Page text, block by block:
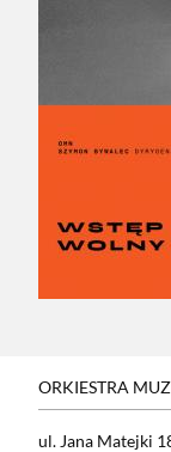
ORKIESTRA
ul. Jana Matejki